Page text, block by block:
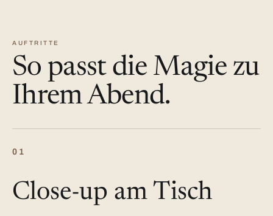
AUFTRITTE
So passt die Magie zu
Ihrem Abend.
01
Close-up am Tisch